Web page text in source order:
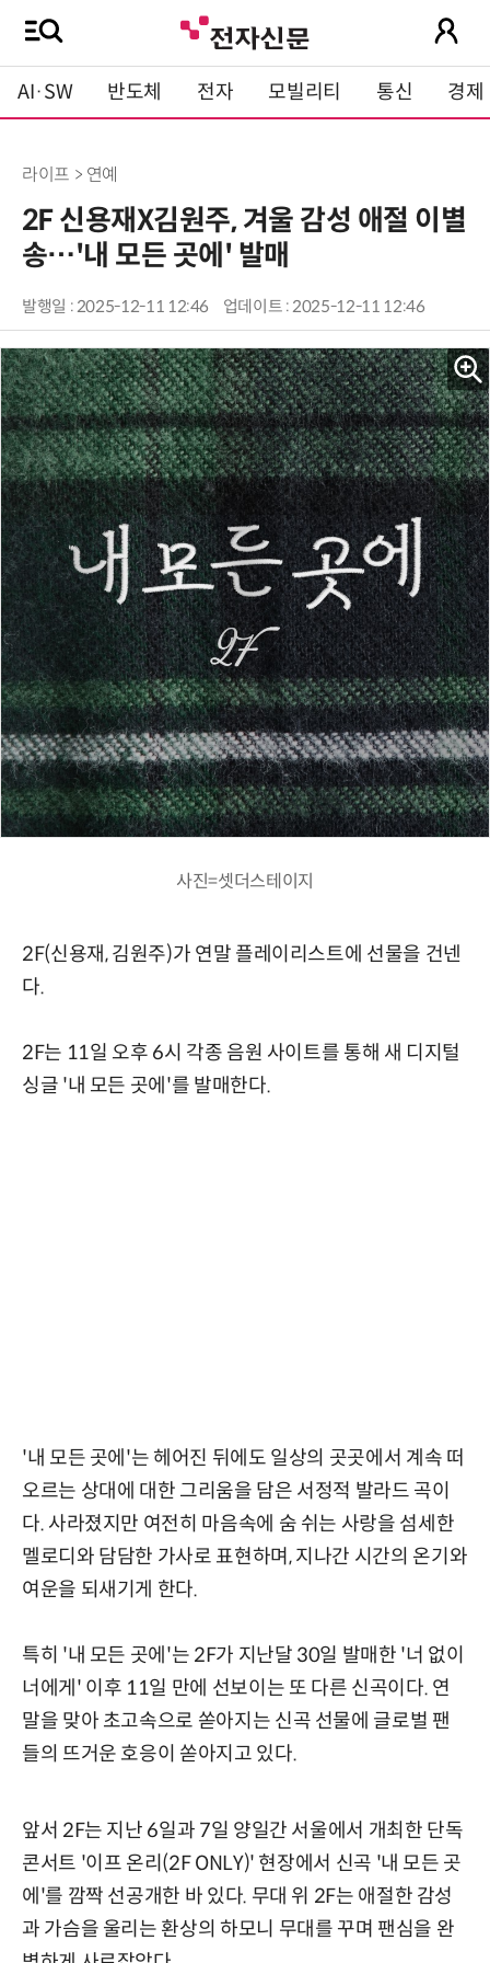
AI·SW 반도체 전자 모빌리티 통신 경제
라이프 > 연예
2F 신용재X김원주, 겨울 감성 애절 이별
송…'내 모든 곳에' 발매
발행일 : 2025-12-11 12:46 업데이트 : 2025-12-11 12:46
사진=셋더스테이지
2F(신용재, 김원주)가 연말 플레이리스트에 선물을 건넨
다.
2F는 11일 오후 6시 각종 음원 사이트를 통해 새 디지털
싱글 '내 모든 곳에'를 발매한다.
'내 모든 곳에'는 헤어진 뒤에도 일상의 곳곳에서 계속 떠
오르는 상대에 대한 그리움을 담은 서정적 발라드 곡이
다. 사라졌지만 여전히 마음속에 숨 쉬는 사랑을 섬세한
멜로디와 담담한 가사로 표현하며, 지나간 시간의 온기와
여운을 되새기게 한다.
특히 '내 모든 곳에'는 2F가 지난달 30일 발매한 '너 없이
너에게' 이후 11일 만에 선보이는 또 다른 신곡이다. 연
말을 맞아 초고속으로 쏟아지는 신곡 선물에 글로벌 팬
들의 뜨거운 호응이 쏟아지고 있다.
앞서 2F는 지난 6일과 7일 양일간 서울에서 개최한 단독
콘서트 '이프 온리(2F ONLY)' 현장에서 신곡 '내 모든 곳
에'를 깜짝 선공개한 바 있다. 무대 위 2F는 애절한 감성
과 가슴을 울리는 환상의 하모니 무대를 꾸며 팬심을 완